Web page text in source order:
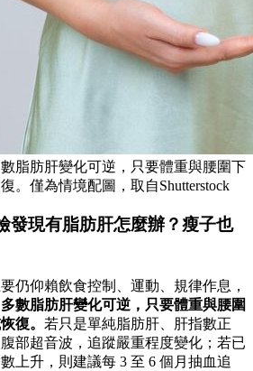
脂肪肝變化可逆，只要體重與腰圍下
。僅為情境配圖，取自Shutterstock
發現有脂肪肝怎麼辦？瘦子也
仍仰賴飲食控制、運動、規律作息，
多數脂肪肝變化可逆，只要體重與腰圍
復。 若只是單純脂肪肝、肝指數正
部超音波，追蹤嚴重程度變化；若已
上升，則建議每 3 至 6 個月抽血追